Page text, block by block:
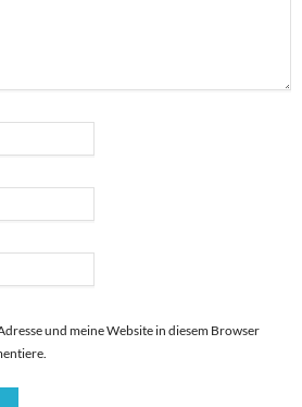
und meine Website in diesem Browser